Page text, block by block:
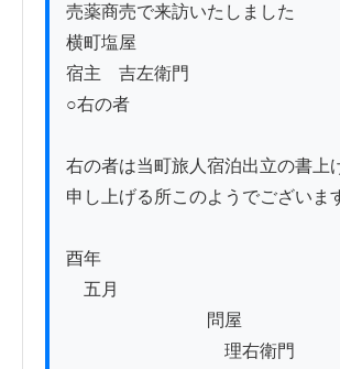
売薬商売で来訪いたしました
横町塩屋
宿主　吉左衛門
○右の者
右の者は当町旅人宿泊出立の書上
申し上げる所このようでございま
酉年
五月
問屋
理右衛門